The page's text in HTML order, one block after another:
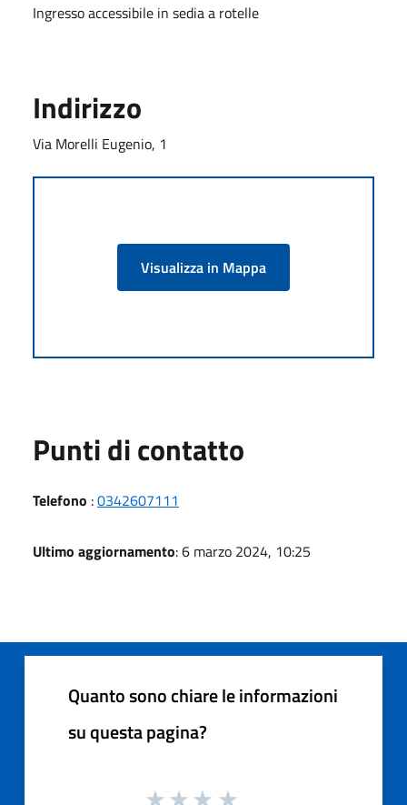
Ingresso accessibile in sedia a rotelle
Indirizzo
Via Morelli Eugenio, 1
Visualizza in Mappa
Punti di contatto
Telefono :0342607111
Ultimo aggiornamento: 6 marzo 2024, 10:25
Quanto sono chiare le informazioni
su questa pagina?